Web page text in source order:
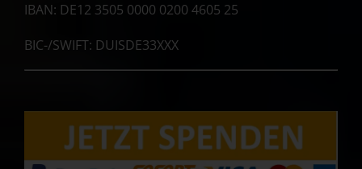
IBAN: DE12 3505 0000 0200 4605 25
BIC-/SWIFT: DUISDE33XXX